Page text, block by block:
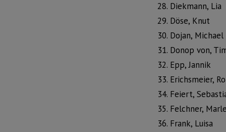
Diekmann, Lia
Döse, Knut
Dojan, Michael
Donop von,
Epp, Jannik
Erichsmeier,
Feiert,
Felchner,
Frank, Luisa